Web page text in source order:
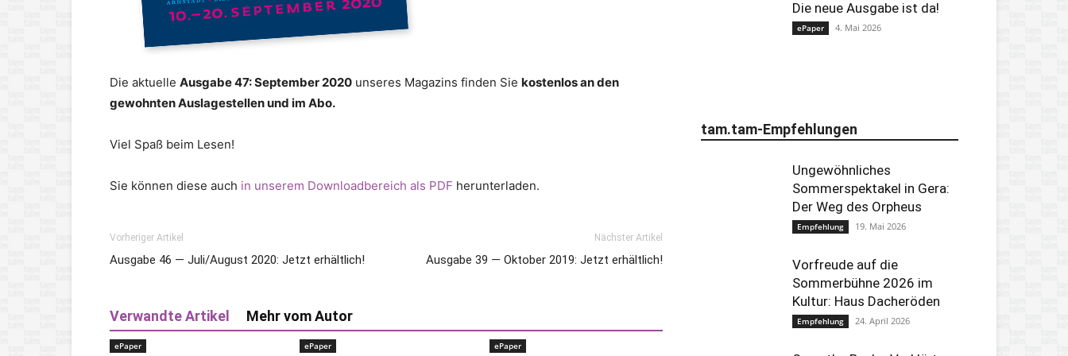
Die aktuelle Ausgabe 47: September 2020 unseres Magazins finden Sie kostenlos an den
gewohnten Auslagestellen und im Abo.
Viel Spaß beim Lesen!
Sie können diese auch in unserem Downloadbereich als PDF herunterladen.
Vorheriger Artikel
Ausgabe 46 — Juli/August 2020: Jetzt erhältlich!
Nächster Artikel
Ausgabe 39 — Oktober 2019: Jetzt erhältlich!
Verwandte Artikel Mehr vom Autor
ePaper ePaper ePaper
Die neue Ausgabe ist da!
ePaper 4. Mai 2026
tam.tam-Empfehlungen
Ungewöhnliches
Sommerspektakel in Gera:
Der Weg des Orpheus
Empfehlung 19. Mai 2026
Vorfreude auf die
Sommerbühne 2026 im
Kultur: Haus Dacheröden
Empfehlung 24. April 2026